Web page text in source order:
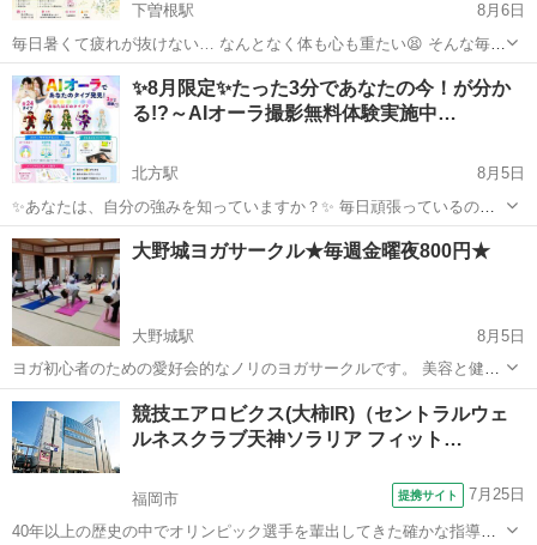
下曽根駅
8月6日
毎日暑くて疲れが抜けない… なんとなく体も心も重たい😫 そんな毎日
を過ごしていませんか？ 疲れやストレスが続くと 体だけでなく脳や心
の働きにも 影響が出やすくなります。 この体験会では、 **体・心・意
識（3Body...
福岡 北九州市 下曽根駅 ヨガ オーラ
✨8月限定✨たった3分であなたの今！が分か
る!?～AIオーラ撮影無料体験実施中…
北方駅
8月5日
✨あなたは、自分の強みを知っていますか？✨ 毎日頑張っているの
に… ✔ このままでいいのかな？ ✔ 自分に合う働き方って何だろう？
✔ 人間関係で疲れてしまう… ✔ 自分の魅力をもっと活かしたい！ そ
んな方に体験してい...
福岡 北九州市 北方駅 ヨガ オーラ
大野城ヨガサークル★毎週金曜夜800円★
大野城駅
8月5日
ヨガ初心者のための愛好会的なノリのヨガサークルです。 美容と健康
のため毎週金曜の19時半から20時半まで大野城市南コミュニティセン
ターで活動します。 男性も女性も一緒に身体を動かしていつまでも
若々しさを維持しましょう♪ ...
福岡 大野城市 ヨガ
競技エアロビクス(大柿IR)（セントラルウェ
ルネスクラブ天神ソラリア フィット…
福岡市 提携サイト 7月25日
40年以上の歴史の中でオリンピック選手を輩出してきた確かな指導法